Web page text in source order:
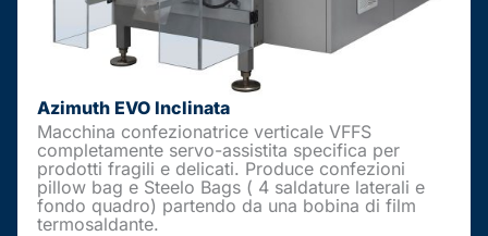
Azimuth EVO Inclinata
Macchina confezionatrice verticale VFFS
completamente servo-assistita specifica per
prodotti fragili e delicati. Produce confezioni
pillow bag e Steelo Bags ( 4 saldature laterali e
fondo quadro) partendo da una bobina di film
termosaldante.